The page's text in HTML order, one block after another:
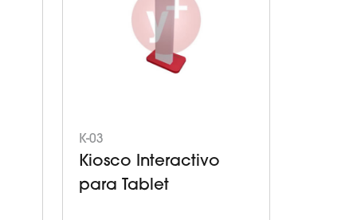
K-03
Kiosco Interactivo
para Tablet